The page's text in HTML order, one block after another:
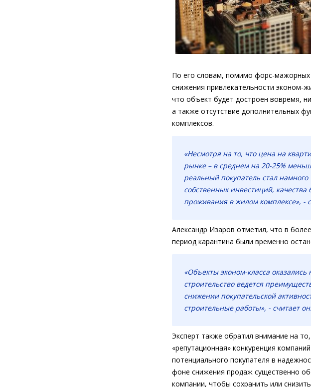
По его словам, помимо форс-мажорных
снижения привлекательности эконом-
что объект будет достроен вовремя,
а также отсутствие дополнительных
комплексов.
«Несмотря на то, что цена на
рынке – в среднем на 20-25%
реальный покупатель стал
собственных инвестиций,
проживания в жилом комплексе», -
Александр Изаров отметил, что в
период карантина были временно
«Объекты эконом-класса
строительство ведется
снижении покупательской
строительные работы», - считает он.
Эксперт также обратил внимание на
«репутационная» конкуренция
потенциального покупателя в
фоне снижения продаж существенно
компании, чтобы сохранить или